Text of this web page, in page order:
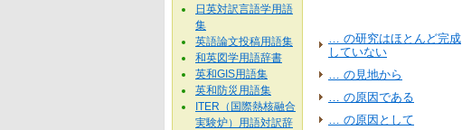
… の研究はほとんど完成
していない
… の見地から
… の原因である
… の原因として
日英対訳言語学用語
集
英語論文投稿用語集
和英図学用語辞書
英和GIS用語集
英和防災用語集
ITER（国際熱核融合
実験炉）用語対訳辞